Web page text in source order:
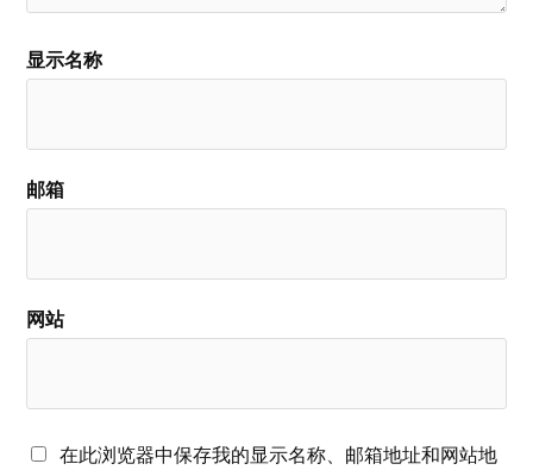
显示名称
邮箱
网站
在此浏览器中保存我的显示名称、邮箱地址和网站地